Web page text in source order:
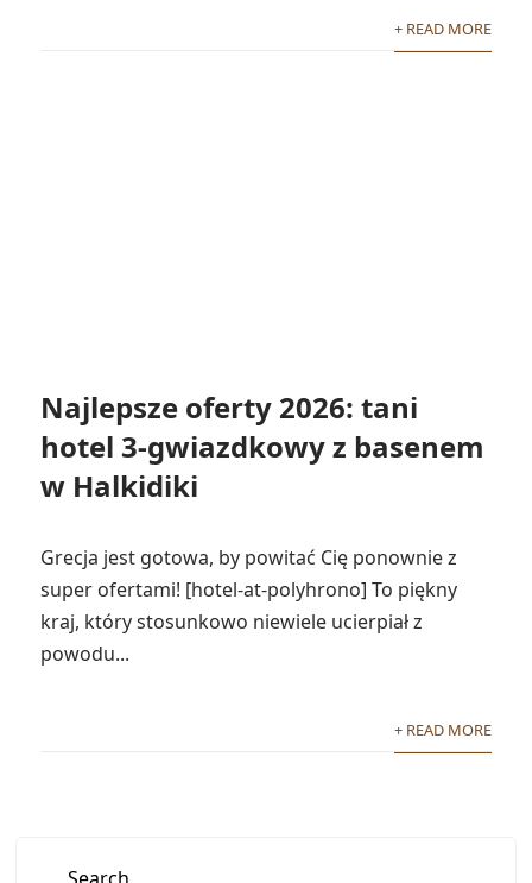
+ READ MORE
Najlepsze oferty 2026: tani
hotel 3-gwiazdkowy z basenem
w Halkidiki
Grecja jest gotowa, by powitać Cię ponownie z
super ofertami! [hotel-at-polyhrono] To piękny
kraj, który stosunkowo niewiele ucierpiał z
powodu...
+ READ MORE